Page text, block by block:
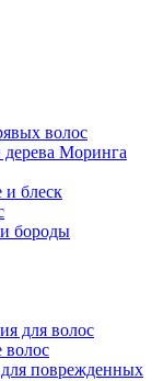
волос
Моринга
и блеск
бороды
для волос
волос
поврежденных